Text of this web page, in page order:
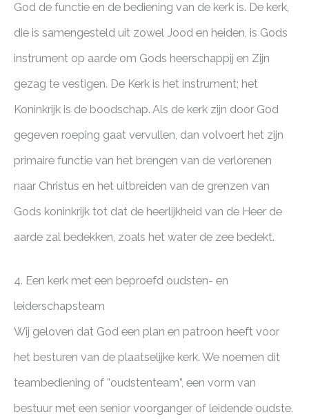
God de functie en de bediening van de kerk is. De kerk,
die is samengesteld uit zowel Jood en heiden, is Gods
instrument op aarde om Gods heerschappij en Zijn
gezag te vestigen. De Kerk is het instrument; het
Koninkrijk is de boodschap. Als de kerk zijn door God
gegeven roeping gaat vervullen, dan volvoert het zijn
primaire functie van het brengen van de verlorenen
naar Christus en het uitbreiden van de grenzen van
Gods koninkrijk tot dat de heerlijkheid van de Heer de
aarde zal bedekken, zoals het water de zee bedekt.
4. Een kerk met een beproefd oudsten- en
leiderschapsteam
Wij geloven dat God een plan en patroon heeft voor
het besturen van de plaatselijke kerk. We noemen dit
teambediening of ”oudstenteam”, een vorm van
bestuur met een senior voorganger of leidende oudste.